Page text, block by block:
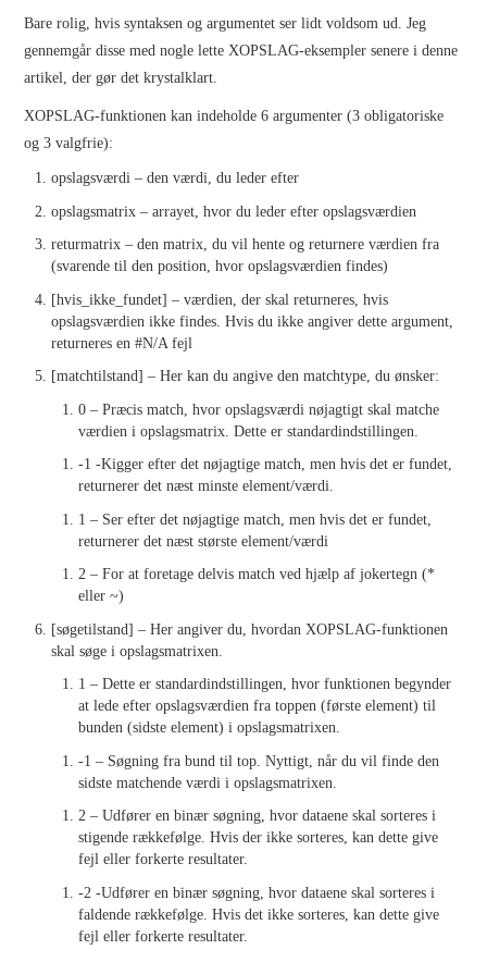
GRUNDLÆGGENDE
ARBEJDSGANG I
LIGHTROOM
WORDPRESS
CSS
INDESIGN
INDESIGN –
TEGNINDSTILLINGER
INDESIGN –
GRUNDLÆGGENDE TEKST
INDESIGN – OPBYGNING
AF SIDERNE
TYPOGRAFI
HVORFOR TYPOGRAFI
BETYDER NOGET
HVEM ER TYPOGRAFIEN
TIL FOR?
Bare rolig, hvis syntaksen og argumentet ser lidt voldsom ud. Jeg
gennemgår disse med nogle lette XOPSLAG-eksempler senere i denne
artikel, der gør det krystalklart.
XOPSLAG-funktionen kan indeholde 6 argumenter (3 obligatoriske
og 3 valgfrie):
opslagsværdi – den værdi, du leder efter
opslagsmatrix – arrayet, hvor du leder efter opslagsværdien
returmatrix – den matrix, du vil hente og returnere værdien fra
(svarende til den position, hvor opslagsværdien findes)
[hvis_ikke_fundet] – værdien, der skal returneres, hvis
opslagsværdien ikke findes. Hvis du ikke angiver dette argument,
returneres en #N/A fejl
[matchtilstand] – Her kan du angive den matchtype, du ønsker:
0 – Præcis match, hvor opslagsværdi nøjagtigt skal matche
værdien i opslagsmatrix. Dette er standardindstillingen.
-1 -Kigger efter det nøjagtige match, men hvis det er fundet,
returnerer det næst minste element/værdi.
1 – Ser efter det nøjagtige match, men hvis det er fundet,
returnerer det næst største element/værdi
2 – For at foretage delvis match ved hjælp af jokertegn (*
eller ~)
[søgetilstand] – Her angiver du, hvordan XOPSLAG-funktionen
skal søge i opslagsmatrixen.
1 – Dette er standardindstillingen, hvor funktionen begynder
at lede efter opslagsværdien fra toppen (første element) til
bunden (sidste element) i opslagsmatrixen.
-1 – Søgning fra bund til top. Nyttigt, når du vil finde den
sidste matchende værdi i opslagsmatrixen.
2 – Udfører en binær søgning, hvor dataene skal sorteres i
stigende rækkefølge. Hvis der ikke sorteres, kan dette give
fejl eller forkerte resultater.
-2 -Udfører en binær søgning, hvor dataene skal sorteres i
faldende rækkefølge. Hvis det ikke sorteres, kan dette give
fejl eller forkerte resultater.